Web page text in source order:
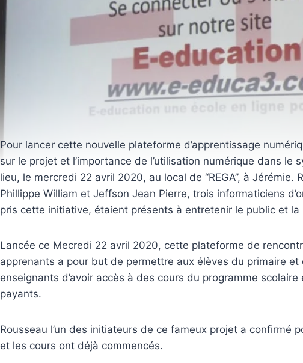
Pour lancer cette nouvelle plateforme d’apprentissage
sur le projet et l’importance de l’utilisation numérique dans le
lieu, le mercredi 22 avril 2020, au local de “REGA”, à Jérémie.
Phillippe William et Jeffson Jean Pierre, trois informaticiens
pris cette initiative, étaient présents à entretenir le public et la
Lancée ce Mecredi 22 avril 2020, cette plateforme de
apprenants a pour but de permettre aux élèves du primaire
enseignants d’avoir accès à des cours du programme
payants.
Rousseau l’un des initiateurs de ce fameux projet a confirmé
et les cours ont déjà commencés.